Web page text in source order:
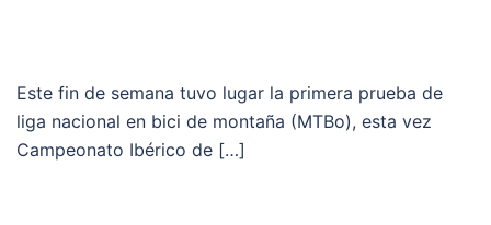
Este fin de semana tuvo lugar la primera prueba de
liga nacional en bici de montaña (MTBo), esta vez
Campeonato Ibérico de […]